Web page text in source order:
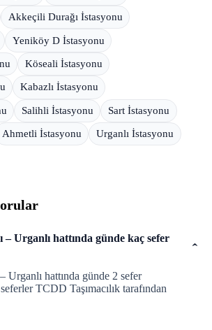
Akkeçili Durağı İstasyonu
Yeniköy D İstasyonu
Köseali İstasyonu
Kabazlı İstasyonu
Salihli İstasyonu Sart İstasyonu
Ahmetli İstasyonu Urganlı İstasyonu
– Urganlı hattında günde kaç sefer
Urganlı hattında günde 2 sefer
TCDD Taşımacılık tarafından